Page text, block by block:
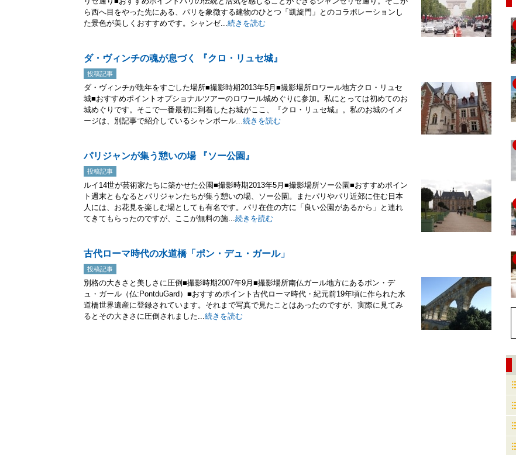
ら西へ目をやった先にある、パリを象徴する建物のひとつ「凱旋門」とのコラボレーションし
た景色が美しくおすすめです。シャンゼ...続きを読む
ダ・ヴィンチの魂が息づく 『クロ・リュセ城』
投稿記事
ダ・ヴィンチが晩年をすごした場所■撮影時期2013年5月■撮影場所ロワール地方クロ・リュセ
城■おすすめポイントオプショナルツアーのロワール城めぐりに参加。私にとっては初めてのお
城めぐりです。そこで一番最初に到着したお城がここ、『クロ・リュセ城』。私のお城のイメ
ージは、別記事で紹介しているシャンボール...続きを読む
パリジャンが集う憩いの場 『ソー公園』
投稿記事
ルイ14世が芸術家たちに築かせた公園■撮影時期2013年5月■撮影場所ソー公園■おすすめポイン
ト週末ともなるとパリジャンたちが集う憩いの場、ソー公園。またパリやパリ近郊に住む日本
人には、お花見を楽しむ場としても有名です。パリ在住の方に「良い公園があるから」と連れ
てきてもらったのですが、ここが無料の施...続きを読む
古代ローマ時代の水道橋「ポン・デュ・ガール」
投稿記事
別格の大きさと美しさに圧倒■撮影時期2007年9月■撮影場所南仏ガール地方にあるポン・デ
ュ・ガール（仏:PontduGard）■おすすめポイント古代ローマ時代・紀元前19年頃に作られた水
道橋世界遺産に登録されています。それまで写真で見たことはあったのですが、実際に見てみ
るとその大きさに圧倒されました...続きを読む